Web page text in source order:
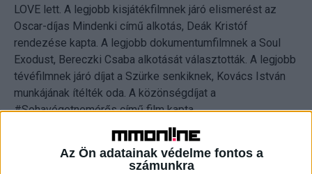
Az Ön adatainak védelme fontos a
számunkra
LOVE lett. A legjobb kisjátékfilmnek járó elismerést az
Oscar-díjas Mindenki című alkotás, Deák Kristóf
rendezése kapta. A legjobb dokumentumfilmnek a Soul
Exodust, Bereczki Csaba alkotását választották. A legjobb
tévéfilmnek járó díjat a Szürke senkiknek, Kovács István
munkájának ítélték oda. A közönségdíjat a
#Sohavégetnemérős című film kapta.
A játékfilmes kategóriákban A martfűi rém összesen 9
díjat nyert, míg a Tiszta szívvel öt elismerést kapott. A